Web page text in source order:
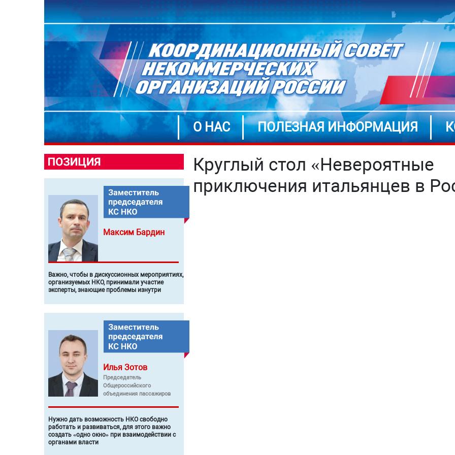
О НАС ПОЛЕЗНАЯ ИНФОРМАЦИЯ
Максим Бардин
Важно, чтобы в дискуссионных мероприятиях,
организуемых НКО, принимали участие
эксперты, знающие проблемы изнутри
Илья Зотов
Председатель
Общероссийского
объединения пассажиров
Нужно дать возможность НКО свободно
работать и развиваться, для этого важно
создать «одно окно» при взаимодействии с
органами власти
Круглый стол «Невероятные
приключения итальянцев в